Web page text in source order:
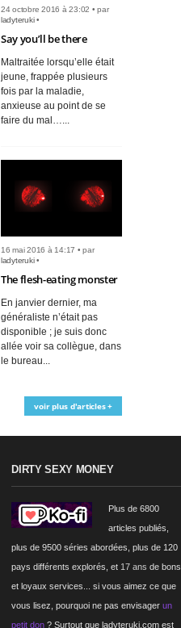
24 octobre 2016 à 23:02 • par
ladyteruki•
Say you’ll be there
Maltraitée lorsqu’elle était
jeune, frappée plusieurs
fois par la maladie,
anxieuse au point de se
faire du mal…...
16 mai 2016 à 14:17 • par
ladyteruki•
The flesh-eating monster
En janvier dernier, ma
généraliste n’était pas
disponible ; je suis donc
allée voir sa collègue, dans
le bureau...
voir plus d'articles +
DIRTY SEXY MONEY
Plus de 6800
articles publiés,
plus de 9500 séries abordées, plus de 120
pays différents explorés, et 17 ans de bons
et loyaux services... si vous aimez ce que
vous lisez, pourquoi ne pas envisagerun
petit don ? Surtout que ladyteruki.com est